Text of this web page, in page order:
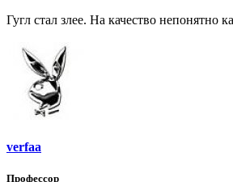
Гугл стал злее. На качество непонятно
verfaa
Профессор